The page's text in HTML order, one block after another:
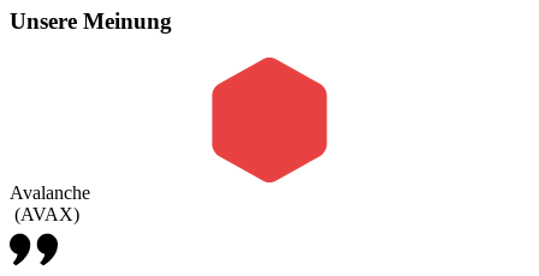
Unsere Meinung
Avalanche
(AVAX)